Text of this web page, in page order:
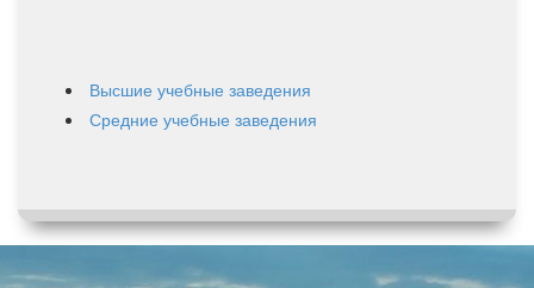
Высшие учебные заведения
Средние учебные заведения